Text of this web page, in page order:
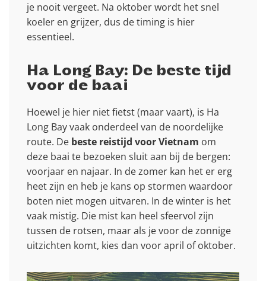
je nooit vergeet. Na oktober wordt het snel
koeler en grijzer, dus de timing is hier
essentieel.
Ha Long Bay: De beste tijd
voor de baai
Hoewel je hier niet fietst (maar vaart), is Ha
Long Bay vaak onderdeel van de noordelijke
route. De beste reistijd voor Vietnam om
deze baai te bezoeken sluit aan bij de bergen:
voorjaar en najaar. In de zomer kan het er erg
heet zijn en heb je kans op stormen waardoor
boten niet mogen uitvaren. In de winter is het
vaak mistig. Die mist kan heel sfeervol zijn
tussen de rotsen, maar als je voor de zonnige
uitzichten komt, kies dan voor april of oktober.